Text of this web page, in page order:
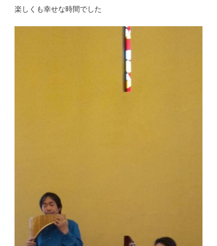
楽しくも幸せな時間でした